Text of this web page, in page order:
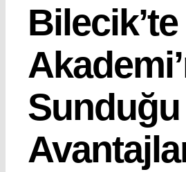
Sunduğu